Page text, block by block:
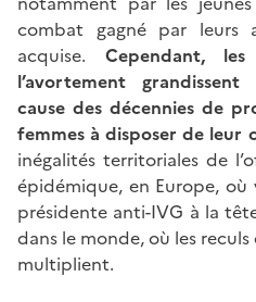
combat gagné par leurs
acquise. Cependant,
l’avortement
cause des décennies de
femmes à disposer de leur
inégalités territoriales de
épidémique, en Europe,
présidente anti-IVG à la
dans le monde, où les
multiplient.